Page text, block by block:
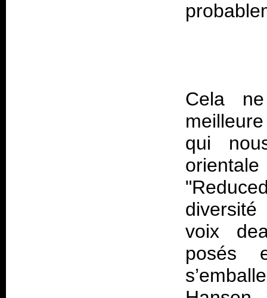
Cela
qui
voix
posés